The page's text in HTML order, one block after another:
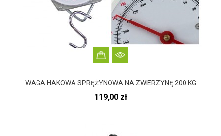
WAGA HAKOWA SPRĘŻYNOWA NA ZWIERZYNĘ 200 KG
Cena
119,00 zł